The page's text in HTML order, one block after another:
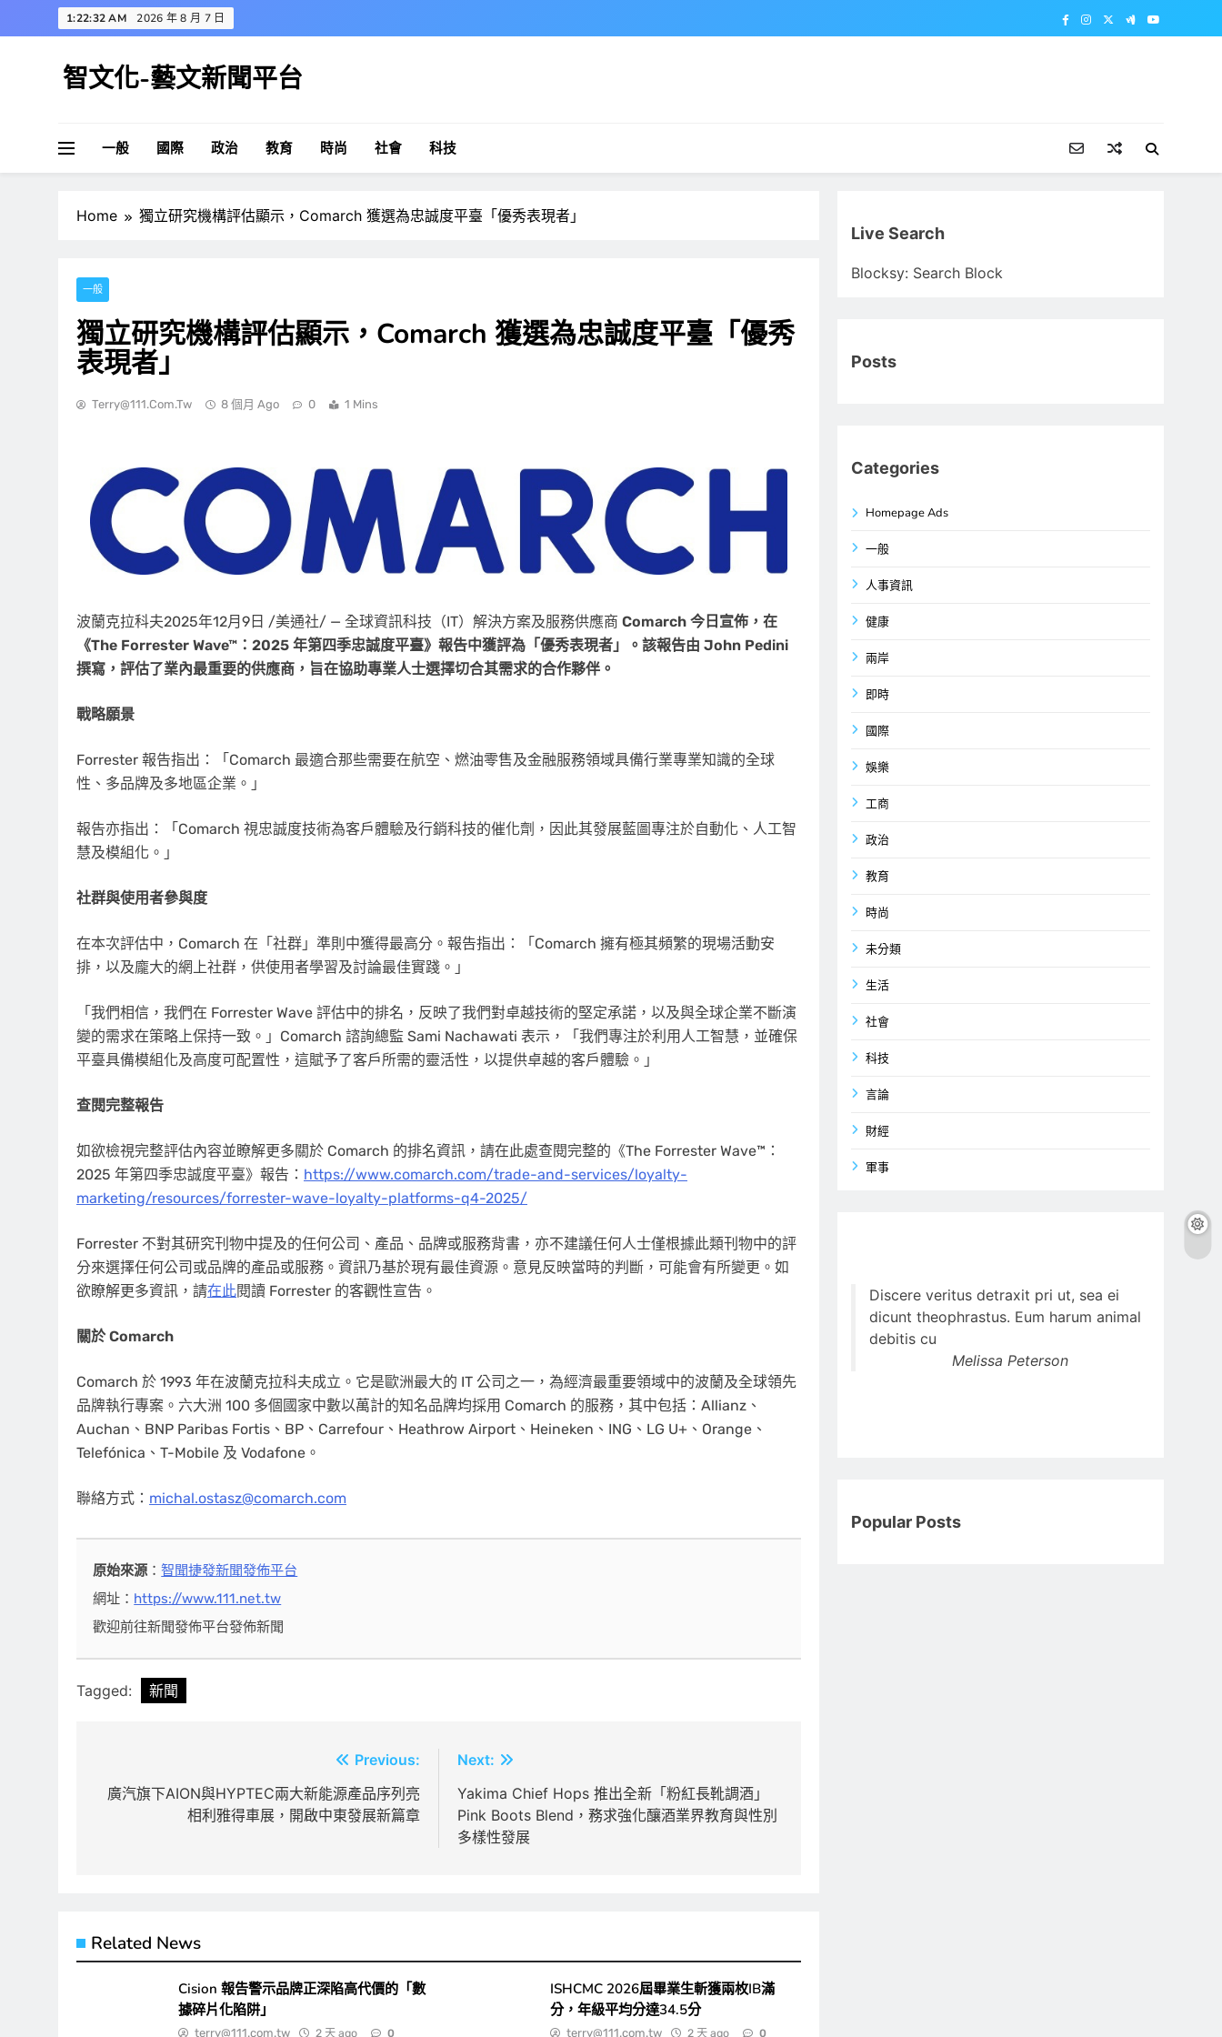
to
1:22:33 AM 2026 年 8 月 7 日
智文化-藝文新聞平台
一般 國際 政治 教育 時尚 社會 科技
Home 獨立研究機構評估顯示，Comarch 獲選為忠誠度平臺「優秀表現者」
一般
獨立研究機構評估顯示，Comarch 獲選為忠誠度平臺「優秀
表現者」
Terry@111.com.tw 8 個月 Ago 0 1 Mins
波蘭克拉科夫2025年12月9日 /美通社/ — 全球資訊科技（IT）解決方案及服務供應商 Comarch 今日宣佈，在
《The Forrester Wave™：2025 年第四季忠誠度平臺》報告中獲評為「優秀表現者」。該報告由 John Pedini
撰寫，評估了業內最重要的供應商，旨在協助專業人士選擇切合其需求的合作夥伴。
戰略願景
Forrester 報告指出：「Comarch 最適合那些需要在航空、燃油零售及金融服務領域具備行業專業知識的全球
性、多品牌及多地區企業。」
報告亦指出：「Comarch 視忠誠度技術為客戶體驗及行銷科技的催化劑，因此其發展藍圖專注於自動化、人工智
慧及模組化。」
社群與使用者參與度
在本次評估中，Comarch 在「社群」準則中獲得最高分。報告指出：「Comarch 擁有極其頻繁的現場活動安
排，以及龐大的網上社群，供使用者學習及討論最佳實踐。」
「我們相信，我們在 Forrester Wave 評估中的排名，反映了我們對卓越技術的堅定承諾，以及與全球企業不斷演
變的需求在策略上保持一致。」Comarch 諮詢總監 Sami Nachawati 表示，「我們專注於利用人工智慧，並確保
平臺具備模組化及高度可配置性，這賦予了客戶所需的靈活性，以提供卓越的客戶體驗。」
查閱完整報告
如欲檢視完整評估內容並瞭解更多關於 Comarch 的排名資訊，請在此處查閱完整的《The Forrester Wave™：
2025 年第四季忠誠度平臺》報告： https://www.comarch.com/trade-and-services/loyalty-
marketing/resources/forrester-wave-loyalty-platforms-q4-2025/
Forrester 不對其研究刊物中提及的任何公司、產品、品牌或服務背書，亦不建議任何人士僅根據此類刊物中的評
分來選擇任何公司或品牌的產品或服務。資訊乃基於現有最佳資源。意見反映當時的判斷，可能會有所變更。如
欲瞭解更多資訊，請在此閱讀 Forrester 的客觀性宣告。
關於 Comarch
Comarch 於 1993 年在波蘭克拉科夫成立。它是歐洲最大的 IT 公司之一，為經濟最重要領域中的波蘭及全球領先
品牌執行專案。六大洲 100 多個國家中數以萬計的知名品牌均採用 Comarch 的服務，其中包括：Allianz、
Auchan、BNP Paribas Fortis、BP、Carrefour、Heathrow Airport、Heineken、ING、LG U+、Orange、
Telefónica、T-Mobile 及 Vodafone。
聯絡方式： michal.ostasz@comarch.com
原始來源 ：智聞捷發新聞發佈平台
網址： https://www.111.net.tw
歡迎前往新聞發佈平台發佈新聞
Tagged: 新聞
章
Previous:
廣汽旗下AION與HYPTEC兩大新能源產品序列亮
相利雅得車展，開啟中東發展新篇章
Next:
Yakima Chief Hops 推出全新「粉紅長靴調酒」
Pink Boots Blend，務求強化釀酒業界教育與性別
多樣性發展
Related News
Cision 報告警示品牌正深陷高代價的「數
據碎片化陷阱」
terry@111.com.tw 2 天 ago 0
ISHCMC 2026屆畢業生斬獲兩枚IB滿
分，年級平均分達34.5分
terry@111.com.tw 2 天 ago 0
Live Search
Blocksy: Search Block
Posts
Categories
Homepage Ads
一般
人事資訊
健康
兩岸
即時
國際
娛樂
工商
政治
教育
時尚
未分類
生活
社會
科技
言論
財經
軍事
Discere veritus detraxit pri ut, sea ei
dicunt theophrastus. Eum harum animal
debitis cu
Melissa Peterson
Popular Posts